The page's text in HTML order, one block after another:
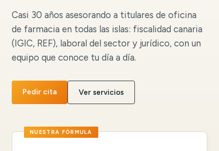
Casi 30 años asesorando a titulares de oficina
de farmacia en todas las islas: fiscalidad canaria
(IGIC, REF), laboral del sector y jurídico, con un
equipo que conoce tu día a día.
Pedir cita Ver servicios